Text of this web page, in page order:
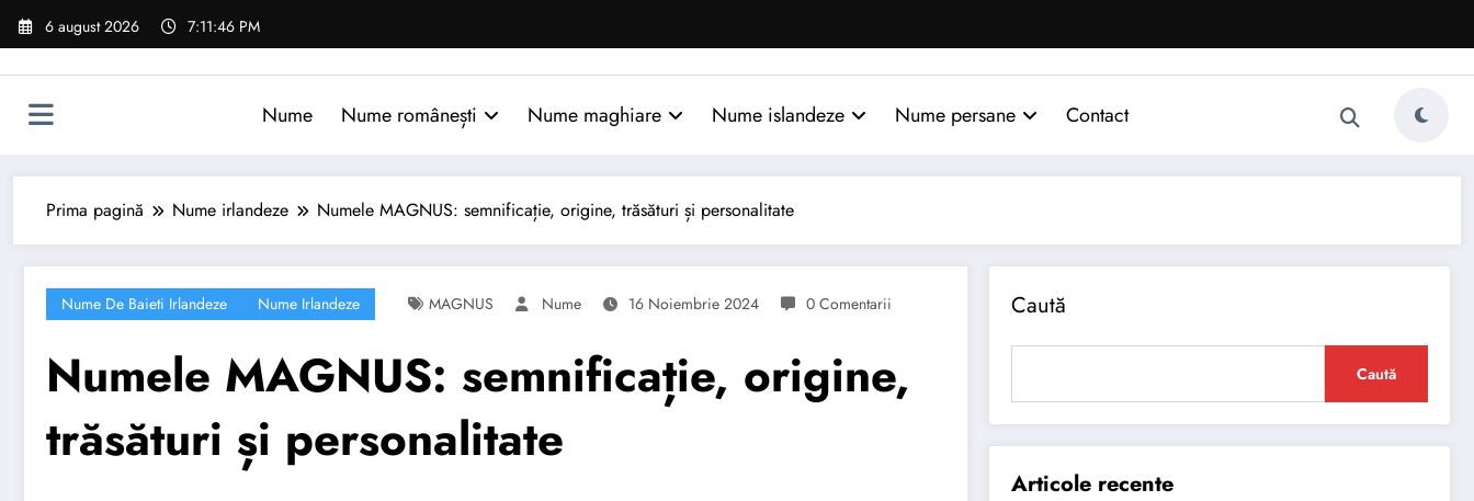
Sari
6 august 2026 7:11:47 PM
Nume Nume românești Nume maghiare Nume islandeze Nume persane Contact
Prima pagină Nume irlandeze Numele MAGNUS: semnificație, origine, trăsături și personalitate
Nume De Baieti Irlandeze Nume Irlandeze MAGNUS Nume 16 Noiembrie 2024 0 Comentarii
Numele MAGNUS: semnificație, origine,
trăsături și personalitate
Caută
Caută
Articole recente